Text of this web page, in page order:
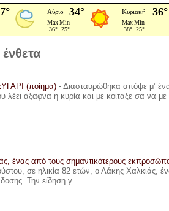
(ποίημα) - Διασταυρώθηκα απόψε μ’
λέει άξαφνα η κυρία και με κοίταξε σα να
ένας από τους σημαντικότερους
σε ηλικία 82 ετών, ο Λάκης Χαλκιάς,
Την είδηση γ...